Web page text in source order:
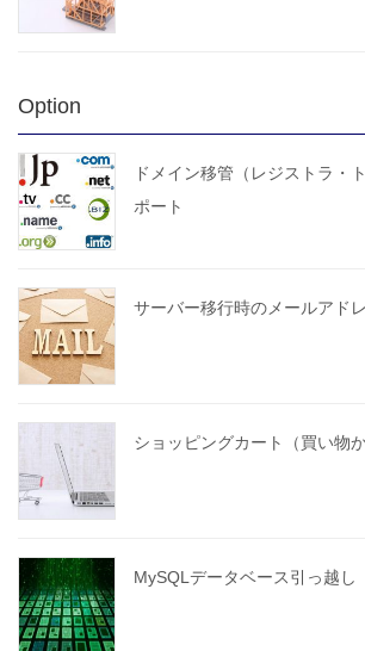
Option
ドメイン移管（レジストラ・
ポート
サーバー移行時のメールアド
ショッピングカート（買い物
MySQLデータベース引っ越し